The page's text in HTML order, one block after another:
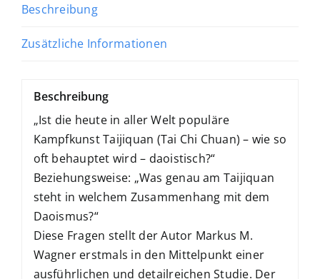
Beschreibung
Zusätzliche Informationen
Beschreibung
„Ist die heute in aller Welt populäre
Kampfkunst Taijiquan (Tai Chi Chuan) – wie so
oft behauptet wird – daoistisch?“
Beziehungsweise: „Was genau am Taijiquan
steht in welchem Zusammenhang mit dem
Daoismus?“
Diese Fragen stellt der Autor Markus M.
Wagner erstmals in den Mittelpunkt einer
ausführlichen und detailreichen Studie. Der